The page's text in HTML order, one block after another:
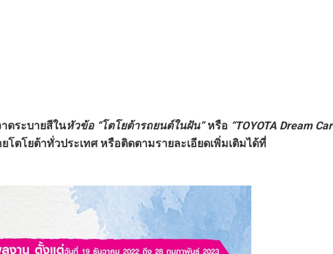
ดระบายสีในหัวข้อ “โตโยต้ารถยนต์ในฝัน”หรือ “TOYOTA Dream Car
โตโยต้าทั่วประเทศ หรือติดตามรายละเอียดเพิ่มเติมได้ที่